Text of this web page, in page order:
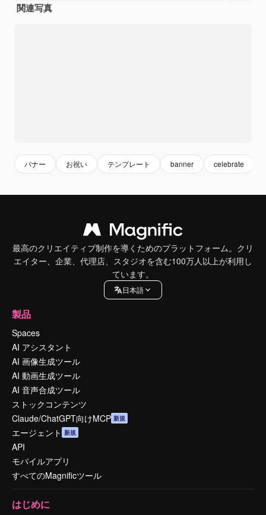
関連写真
バナー お祝い テンプレート banner celebrate
最高のクリエイティブ制作を導くためのプラットフォーム。クリ
エイター、企業、代理店、スタジオを含む100万人以上が利用し
ています。
日本語
製品
Spaces
AI アシスタント
AI 画像生成ツール
AI 動画生成ツール
AI 音声合成ツール
ストックコンテンツ
Claude/ChatGPT向けMCP 新規
エージェント 新規
API
モバイルアプリ
すべてのMagnificツール
はじめに